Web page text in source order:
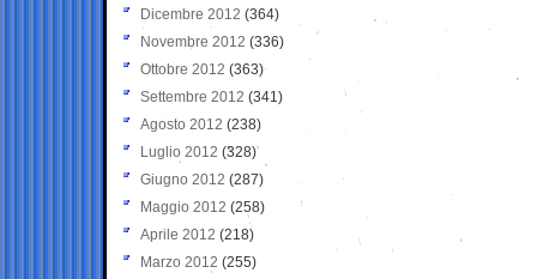
Dicembre 2012 (364)
Novembre 2012 (336)
Ottobre 2012 (363)
Settembre 2012 (341)
Agosto 2012 (238)
Luglio 2012 (328)
Giugno 2012 (287)
Maggio 2012 (258)
Aprile 2012 (218)
Marzo 2012 (255)